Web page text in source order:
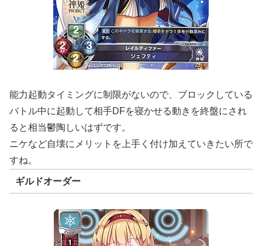
能力起動タイミングに制限がないので、ブロックしている
バトル中に起動して相手DFを寝かせる動きを終盤にされ
ると相当鬱陶しいはずです。
ニケなど自壊にメリットを上手く付け加えていきたい所で
すね。
ギルドオーダー